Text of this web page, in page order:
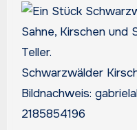
Schwarzwälder
Bildnachweis:
2185854196